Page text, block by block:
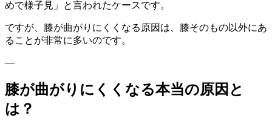
めで様子見」と言われたケースです。
ですが、膝が曲がりにくくなる原因は、膝そのもの以外にあ
ることが非常に多いのです。
—
膝が曲がりにくくなる本当の原因と
は？